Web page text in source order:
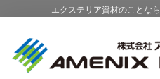
エクステリア資材のことな